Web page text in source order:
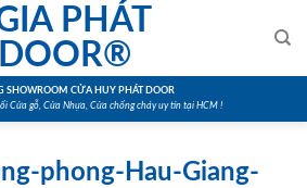
SHOWROOM CỬA HUY PHÁT DOOR
Cửa gỗ, Cửa Nhựa, Cửa chống cháy uy tín tại HCM !
phong-Hau-Giang-